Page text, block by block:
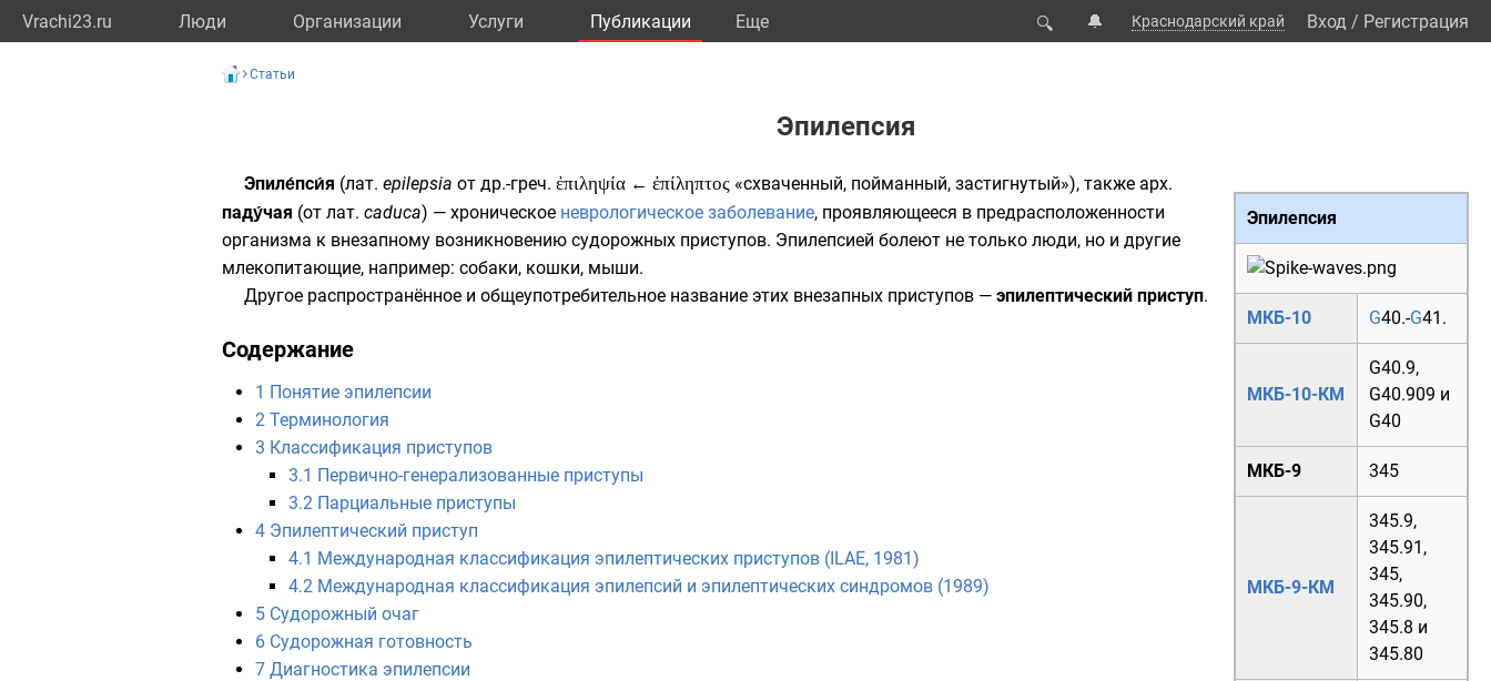
Vrachi23.ru Люди Организации Услуги Публикации Eще 🔍 🔔 Краснодарский край Вход / Регистрация
Статьи
Эпилепсия
Эпилепсия
МКБ-10 G40.-G41.
МКБ-10-КМ
G40.9,
G40.909 и
G40
МКБ-9 345
МКБ-9-КМ
345.9,
345.91 ,
345,
345.90,
345.8 и
345.80
Эпиле́пси́я (лат. epilepsia от др.-греч. ἐπιληψία ← ἐπίληπτος «схваченный, пойманный, застигнутый»), также арх.
паду́чая (от лат. caduca) — хроническое неврологическое заболевание, проявляющееся в предрасположенности
организма к внезапному возникновению судорожных приступов. Эпилепсией болеют не только люди, но и другие
млекопитающие, например: собаки, кошки, мыши.
Другое распространённое и общеупотребительное название этих внезапных приступов — эпилептический приступ.
Содержание
1 Понятие эпилепсии
2 Терминология
3 Классификация приступов
3.1 Первично-генерализованные приступы
3.2 Парциальные приступы
4 Эпилептический приступ
4.1 Международная классификация эпилептических приступов (ILAE, 1981)
4.2 Международная классификация эпилепсий и эпилептических синдромов (1989)
5 Судорожный очаг
6 Судорожная готовность
7 Диагностика эпилепсии